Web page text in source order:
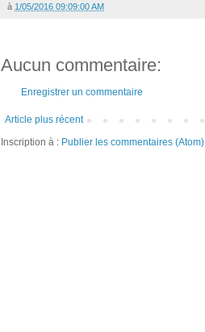
à 1/05/2016 09:09:00 AM
Aucun commentaire:
Enregistrer un commentaire
Article plus récent
Inscription à : Publier les commentaires (Atom)